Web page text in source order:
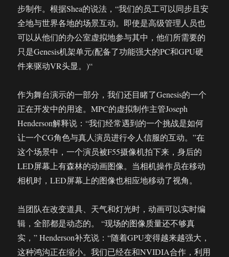
步制作。根据Shea的说法，“我们的员工可以同步且安
全地与世界各地的场景互动。即使是高级管理人员也
可以从他们的办公室虚拟地参与其中，他们所需要的
只是Genesis机架单元(配备了功能强大的PC和GPU硬
件来驱动VR头显。)“
作为舞台演示的一部分，我们还目睹了Genesis的一个
正在开发中的用途。MPC的虚拟制作主管Joseph
Henderson解释说：“我们经常遇到的一个挑战是如何
让一个CG角色与真人演员进行令人信服的互动。”在
这个场景中，一个演员被F55摄像机拍下来，身后的
LED屏幕上有森林的动画图像。当相机操作员在移动
相机时，LED屏幕上的图像也相应地移动了视角。
当团队在改变道具、天气和灯光时，动画可以实时编
辑，全部都是动态的。 “现场的图像质量还不够真
实，” Henderson补充说：“随着GPU变得越来越强大，
这种鸿沟正在缩小。我们已经在和NVIDIA合作，利用